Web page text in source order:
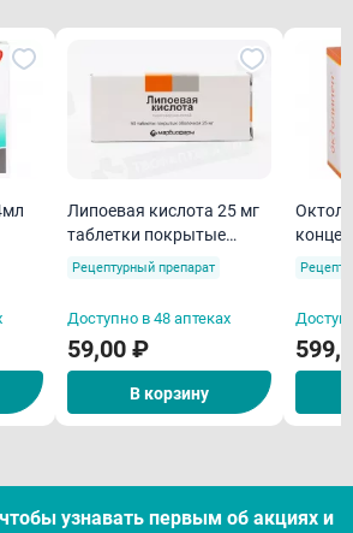
Липоевая кислота 25 мг
таблетки покрытые
оболочкой N50
Рецептурный препарат
Доступно в 48 аптеках
59,00 ₽
В корзину
Октолипен
концентрат
10мл
узнавать первым об акцияx и